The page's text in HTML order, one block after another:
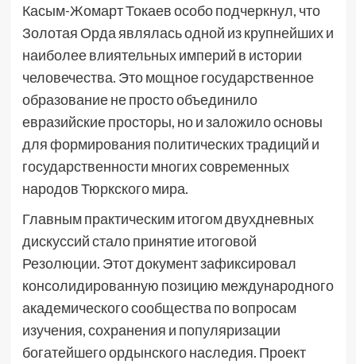
Касым-Жомарт Токаев особо подчеркнул, что
Золотая Орда являлась одной из крупнейших и
наиболее влиятельных империй в истории
человечества. Это мощное государственное
образование не просто объединило
евразийские просторы, но и заложило основы
для формирования политических традиций и
государственности многих современных
народов Тюркского мира.
Главным практическим итогом двухдневных
дискуссий стало принятие итоговой
Резолюции. Этот документ зафиксировал
консолидированную позицию международного
академического сообщества по вопросам
изучения, сохранения и популяризации
богатейшего ордынского наследия. Проект